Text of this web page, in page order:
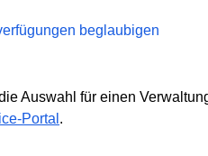
beglaubigen
Auswahl für einen
Portal .